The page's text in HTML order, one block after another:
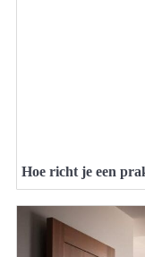
Hoe richt je een